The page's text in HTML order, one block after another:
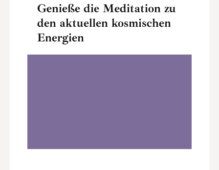
Genieße die Meditation zu
den aktuellen kosmischen
Energien